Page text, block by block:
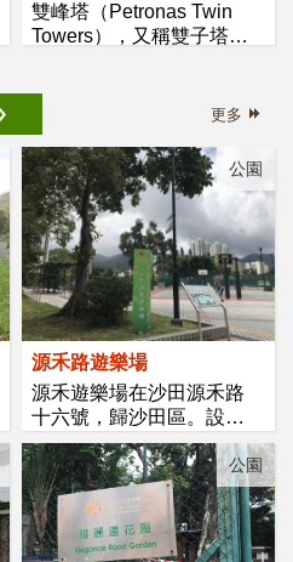
雙峰塔（Petronas Twin
Towers），又稱雙子塔、
更多
公園
源禾路遊樂場
源禾遊樂場在沙田源禾路
十六號，歸沙田區。設施
有籃球場...
公園